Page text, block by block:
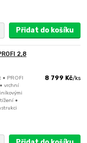
Přidat do košíku
2,8
• PROFI
vrchní
•
8 799 Kč/ks